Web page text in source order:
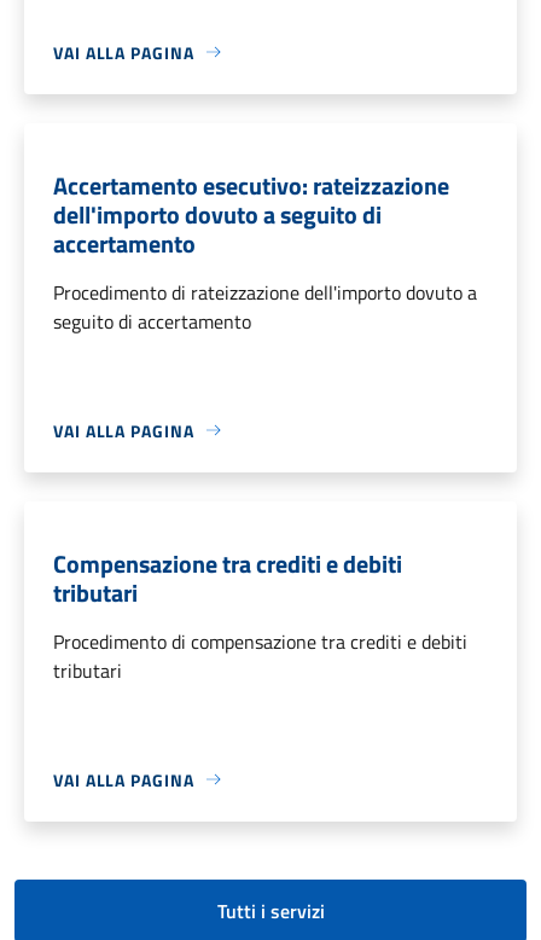
VAI ALLA PAGINA
Accertamento esecutivo: rateizzazione
dell'importo dovuto a seguito di
accertamento
Procedimento di rateizzazione dell'importo dovuto a
seguito di accertamento
VAI ALLA PAGINA
Compensazione tra crediti e debiti
tributari
Procedimento di compensazione tra crediti e debiti
tributari
VAI ALLA PAGINA
Tutti i servizi